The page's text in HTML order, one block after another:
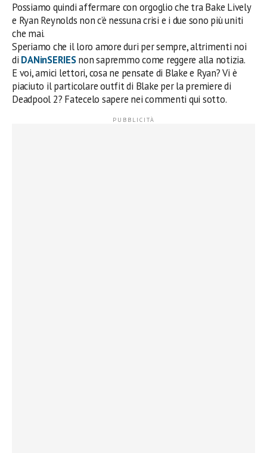
Possiamo quindi affermare con orgoglio che tra Bake Lively
e Ryan Reynolds non c’è nessuna crisi e i due sono più uniti
che mai.
Speriamo che il loro amore duri per sempre, altrimenti noi
di DANinSERIESnon sapremmo come reggere alla notizia.
E voi, amici lettori, cosa ne pensate di Blake e Ryan? Vi è
piaciuto il particolare outfit di Blake per la premiere di
Deadpool 2? Fatecelo sapere nei commenti qui sotto.